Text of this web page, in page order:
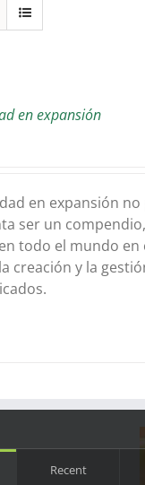
en expansión
en expansión
ser un
todo el mundo
creación y la
Recent